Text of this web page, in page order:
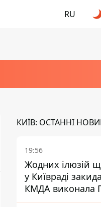
RU
КИЇВ: ОСТАННІ
19:56
Жодних ілюзій
у Київраді
КМДА виконала
стійкості на 20%